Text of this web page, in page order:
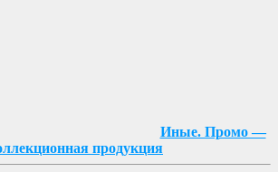
Иные. Промо —
продукция